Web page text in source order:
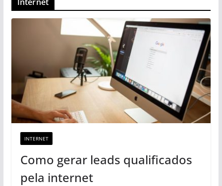
INTERNET
Como gerar leads qualificados
pela internet